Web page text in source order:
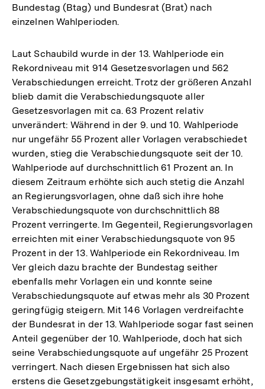
Bundestag (Btag) und Bundesrat (Brat) nach
einzelnen Wahlperioden.
Laut Schaubild wurde in der 13. Wahlperiode ein
Rekordniveau mit 914 Gesetzesvorlagen und 562
Verabschiedungen erreicht. Trotz der größeren Anzahl
blieb damit die Verabschiedungsquote aller
Gesetzesvorlagen mit ca. 63 Prozent relativ
unverändert: Während in der 9. und 10. Wahlperiode
nur ungefähr 55 Prozent aller Vorlagen verabschiedet
wurden, stieg die Verabschiedungsquote seit der 10.
Wahlperiode auf durchschnittlich 61 Prozent an. In
diesem Zeitraum erhöhte sich auch stetig die Anzahl
an Regierungsvorlagen, ohne daß sich ihre hohe
Verabschiedungsquote von durchschnittlich 88
Prozent verringerte. Im Gegenteil, Regierungsvorlagen
erreichten mit einer Verabschiedungsquote von 95
Prozent in der 13. Wahlperiode ein Rekordniveau. Im
Ver­ gleich dazu brachte der Bundestag seither
ebenfalls mehr Vorlagen ein und konnte seine
Verabschiedungsquote auf etwas mehr als 30 Prozent
geringfügig steigern. Mit 146 Vorlagen verdreifachte
der Bundesrat in der 13. Wahlperiode sogar fast seinen
Anteil gegenüber der 10. Wahlperiode, doch hat sich
seine Verabschiedungsquote auf ungefähr 25 Prozent
verringert. Nach diesen Ergebnissen hat sich also
erstens die Gesetzgebungstätigkeit insgesamt erhöht,